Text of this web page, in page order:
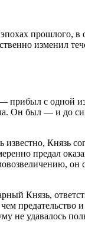
прошлого, в
изменил
прибыл с одной
Он был — и до
Князь
предал
он
Князь,
предательство
не удавалось